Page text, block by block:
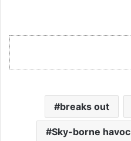
breaks out
Sky-borne havoc